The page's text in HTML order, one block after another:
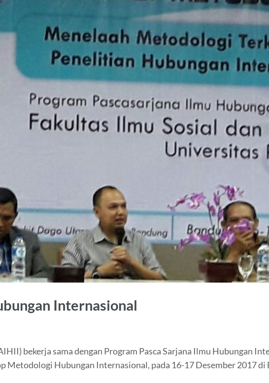
Internasional
bekerja sama dengan Program Pasca Sarjana Ilmu Hubungan
Metodologi Hubungan Internasional, pada 16-17 Desember 2017